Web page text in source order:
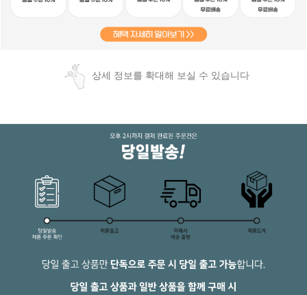
상세 정보를 확대해 보실 수 있습니다